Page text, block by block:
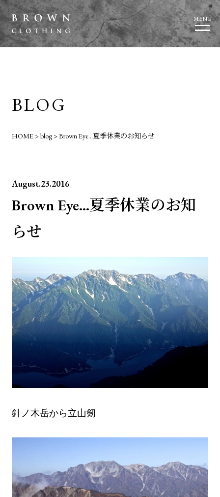
MENU
BLOG
HOME>blog>Brown Eye…夏季休業のお知らせ
August.23.2016
Brown Eye…夏季休業のお知
らせ
針ノ木岳から立山剱